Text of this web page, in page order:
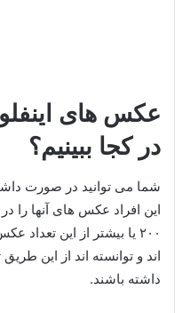
عکس های
در کجا ببینیم؟
شما می‌ توانید در صورت
این افراد عکس های آنها را در
۲۰۰ یا بیشتر از این
اند و توانسته اند از این
داشته باشند‌.